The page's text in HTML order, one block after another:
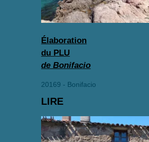
Élaboration
du PLU
de Bonifacio
20169 - Bonifacio
LIRE